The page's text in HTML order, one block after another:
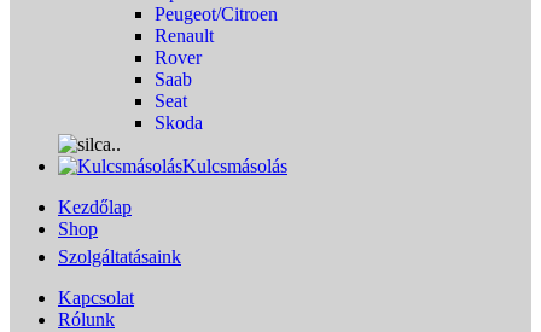
Peugeot/Citroen
Renault
Rover
Saab
Seat
Skoda
Kulcsmásolás
Kezdőlap
Shop
Szolgáltatásaink
Kapcsolat
Rólunk